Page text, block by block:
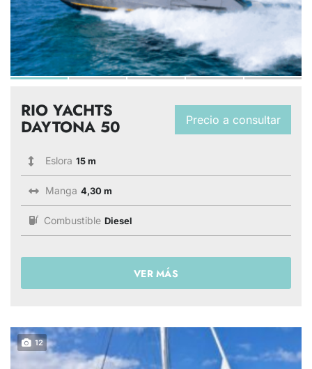
Precio a consultar
RIO YACHTS
DAYTONA 50
Eslora 15 m
Manga 4,30 m
Combustible Diesel
VER MÁS
12